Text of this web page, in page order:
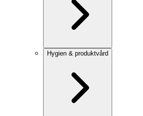
Hygien & produktvård